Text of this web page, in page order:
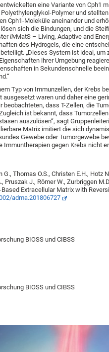
eine Variante von Cph1
Polymer und
Cph1-Moleküle aneinander und
sich die Bindungen, und die
livMatS – Living, Adaptive and
des Hydrogels, die eine
„Dieses System ist ideal,
ihrer Umgebung
in Sekundenschnelle
Typ von Immunzellen, der Krebs
waren und daher eine
beobachteten, dass T-Zellen, die
ist bekannt, dass
auszulösen“, sagt
Matrix imitiert die sich
Gewebe oder Tumorgewebe
Immuntherapien gegen Krebs nicht
Thomas O.S., Christen E.H., Hotz
J., Römer W., Zurbriggen
Extracellular Matrix with
adma.201806727
BIOSS und CIBSS
BIOSS und CIBSS